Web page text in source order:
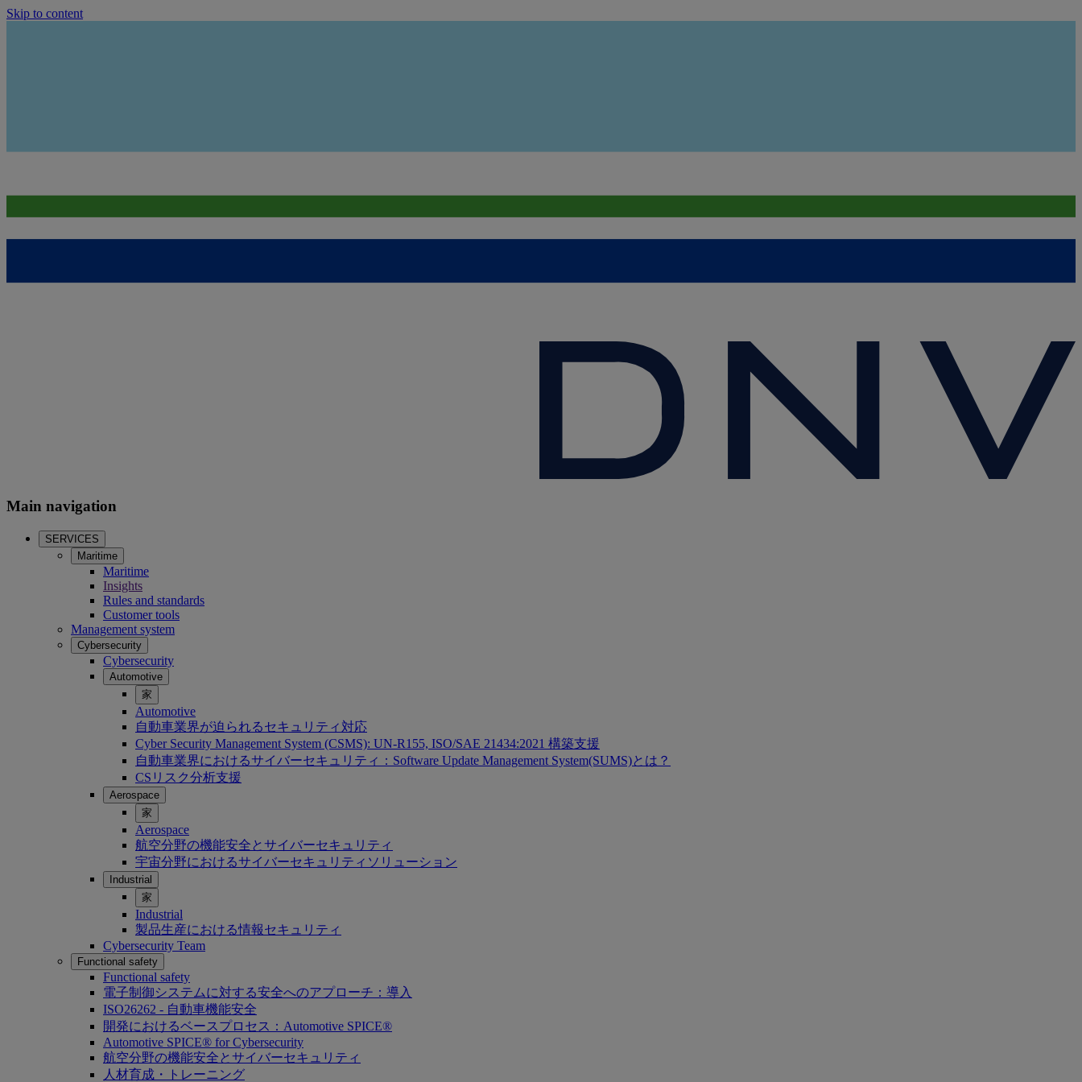
Skip to content
Main navigation
SERVICES
Maritime
Maritime
Insights
Rules and standards
Customer tools
Management system
Cybersecurity
Cybersecurity
Automotive
家
Automotive
自動車業界が迫られるセキュリティ対応
Cyber Security Management System (CSMS): UN-R155, ISO/SAE 21434:2021 構築支援
自動車業界におけるサイバーセキュリティ：Software Update Management System(SUMS)とは？
CSリスク分析支援
Aerospace
家
Aerospace
航空分野の機能安全とサイバーセキュリティ
宇宙分野におけるサイバーセキュリティソリューション
Industrial
家
Industrial
製品生産における情報セキュリティ
Cybersecurity Team
Functional safety
Functional safety
電子制御システムに対する安全へのアプローチ：導入
ISO26262 - 自動車機能安全
開発におけるベースプロセス：Automotive SPICE®
Automotive SPICE® for Cybersecurity
航空分野の機能安全とサイバーセキュリティ
人材育成・トレーニング